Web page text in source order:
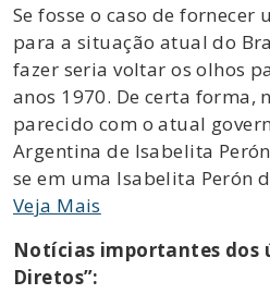
Se fosse o caso de
para a situação atual do
fazer seria voltar os olhos
anos 1970. De certa forma,
parecido com o atual
Argentina de Isabelita
se em uma Isabelita Perón
Veja Mais
Notícias importantes dos
Diretos”: